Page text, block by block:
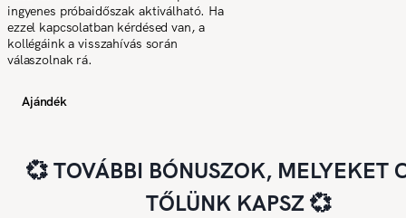
ingyenes próbaidőszak aktiválható. Ha
ezzel kapcsolatban kérdésed van, a
kollégáink a visszahívás során
válaszolnak rá.
Ajándék
💞 TOVÁBBI BÓNUSZOK, MELYEKET
TŐLÜNK KAPSZ 💞